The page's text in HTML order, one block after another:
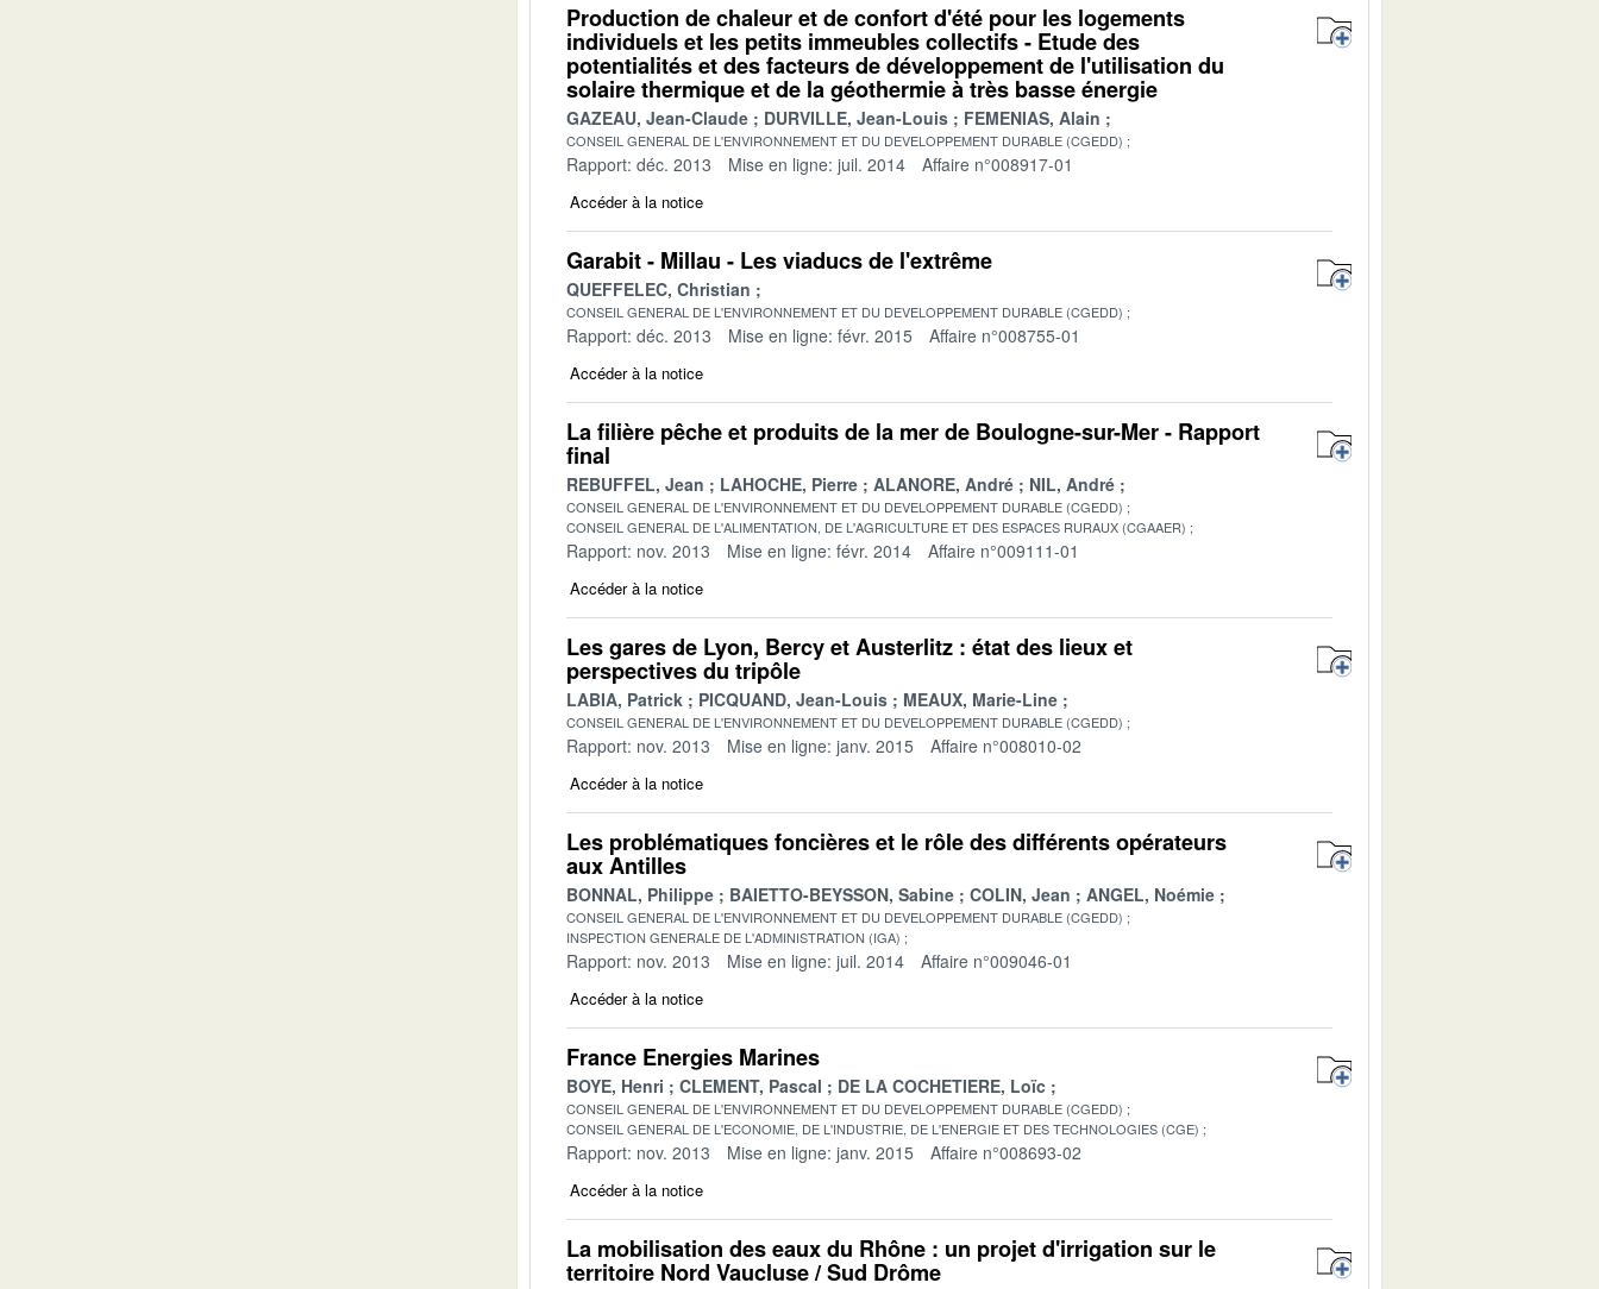
Production de chaleur et de confort d'été pour les logements
individuels et les petits immeubles collectifs - Etude des
potentialités et des facteurs de développement de l'utilisation du
solaire thermique et de la géothermie à très basse énergie
GAZEAU, Jean-Claude DURVILLE, Jean-Louis FEMENIAS, Alain
CONSEIL GENERAL DE L'ENVIRONNEMENT ET DU DEVELOPPEMENT DURABLE (CGEDD)
Rapport: déc. 2013 Mise en ligne: juil. 2014 Affaire n°008917-01
Accéder à la notice
Garabit - Millau - Les viaducs de l'extrême
QUEFFELEC, Christian
CONSEIL GENERAL DE L'ENVIRONNEMENT ET DU DEVELOPPEMENT DURABLE (CGEDD)
Rapport: déc. 2013 Mise en ligne: févr. 2015 Affaire n°008755-01
Accéder à la notice
La filière pêche et produits de la mer de Boulogne-sur-Mer - Rapport
final
REBUFFEL, Jean LAHOCHE, Pierre ALANORE, André NIL, André
CONSEIL GENERAL DE L'ENVIRONNEMENT ET DU DEVELOPPEMENT DURABLE (CGEDD)
CONSEIL GENERAL DE L'ALIMENTATION, DE L'AGRICULTURE ET DES ESPACES RURAUX (CGAAER)
Rapport: nov. 2013 Mise en ligne: févr. 2014 Affaire n°009111-01
Accéder à la notice
Les gares de Lyon, Bercy et Austerlitz : état des lieux et
perspectives du tripôle
LABIA, Patrick PICQUAND, Jean-Louis MEAUX, Marie-Line
CONSEIL GENERAL DE L'ENVIRONNEMENT ET DU DEVELOPPEMENT DURABLE (CGEDD)
Rapport: nov. 2013 Mise en ligne: janv. 2015 Affaire n°008010-02
Accéder à la notice
Les problématiques foncières et le rôle des différents opérateurs
aux Antilles
BONNAL, Philippe BAIETTO-BEYSSON, Sabine COLIN, Jean ANGEL, Noémie
CONSEIL GENERAL DE L'ENVIRONNEMENT ET DU DEVELOPPEMENT DURABLE (CGEDD)
INSPECTION GENERALE DE L'ADMINISTRATION (IGA)
Rapport: nov. 2013 Mise en ligne: juil. 2014 Affaire n°009046-01
Accéder à la notice
France Energies Marines
BOYE, Henri CLEMENT, Pascal DE LA COCHETIERE, Loïc
CONSEIL GENERAL DE L'ENVIRONNEMENT ET DU DEVELOPPEMENT DURABLE (CGEDD)
CONSEIL GENERAL DE L'ECONOMIE, DE L'INDUSTRIE, DE L'ENERGIE ET DES TECHNOLOGIES (CGE)
Rapport: nov. 2013 Mise en ligne: janv. 2015 Affaire n°008693-02
Accéder à la notice
La mobilisation des eaux du Rhône : un projet d'irrigation sur le
territoire Nord Vaucluse / Sud Drôme